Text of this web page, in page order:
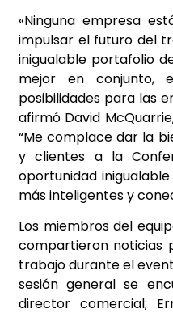
«Ninguna empresa
impulsar el futuro del
inigualable portafolio
mejor en conjunto,
posibilidades para las
afirmó David
“Me complace dar la
y clientes a la
oportunidad
más inteligentes y
Los miembros del
compartieron noticias
trabajo durante el
sesión general se
director comercial;